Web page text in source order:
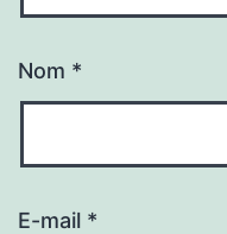
Nom *
E-mail *